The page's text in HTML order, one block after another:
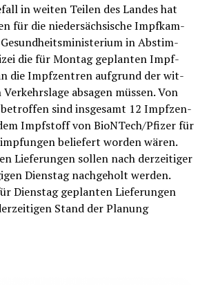
in wei­ten Tei­len des Lan­des hat
für die nie­der­säch­si­sche Impf­kam­
Gesund­heits­mi­nis­te­ri­um in Abstim­
die für Mon­tag geplan­ten Impf­
die Impf­zen­tren auf­grund der wit­
absa­gen müs­sen. Von
betrof­fen sind ins­ge­samt 12 Impf­zen­
Impf­stoff von BioNTech/Pfizer für
belie­fert wor­den wären.
Lie­fe­run­gen sol­len nach der­zei­ti­ger
Diens­tag nach­ge­holt wer­den.
Diens­tag geplan­ten Lie­fe­run­gen
Stand der Pla­nung